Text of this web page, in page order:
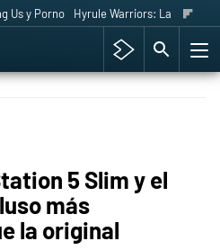
Us y Porno Hyrule Warriors: La Era del
5 Slim y el
más
la original